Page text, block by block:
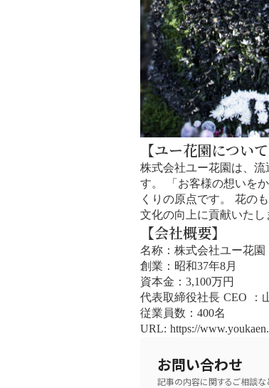
【ユー花園について
株式会社ユー花園は、
す。 「お客様の想いを
くりの原点です。 花の
文化の向上に貢献いたし
【会社概要】
名称：株式会社ユー花園
創業：昭和37年8月
資本金：3,100万円
代表取締役社長 CEO ：
従業員数：400名
URL: https://
お問い合わせ
記事の内容に関するご相談な